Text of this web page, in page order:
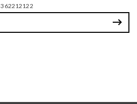
362212122